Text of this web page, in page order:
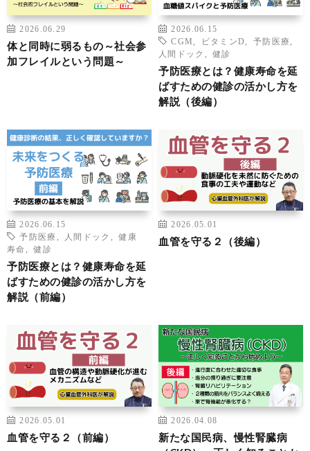
2026.06.29
体と同時に弱るもの～社会参
加フレイルという問題～
2026.06.15
CGM
ビタミンD 予防医療
人間ドック
,健診
予防医療とは？健康寿命を延
ばすための健診の活かし方を
解説（後編）
2026.06.15
予防医療
人間ドック ,健康
寿命
,健診
予防医療とは？健康寿命を延
ばすための健診の活かし方を
解説（前編）
2026.05.01
血管を守る２（後編）
2026.05.01
血管を守る２（前編）
2026.04.08
新たな国民病、慢性腎臓病